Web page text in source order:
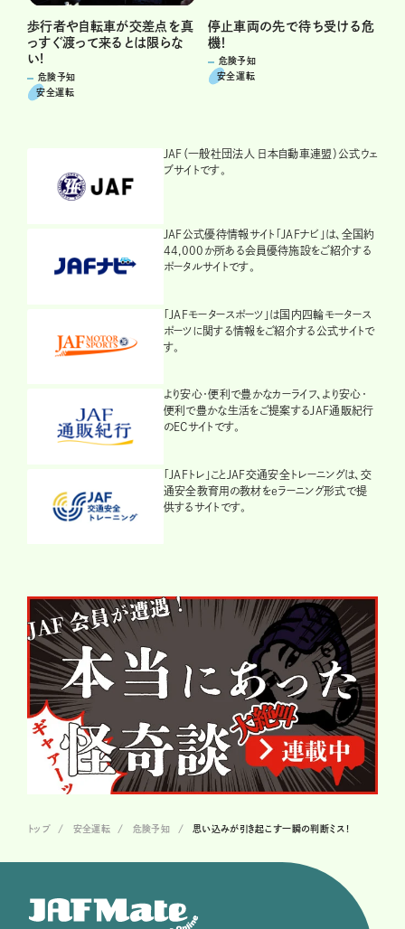
歩行者や自転車が交差点を真
っすぐ渡って来るとは限らな
い!
危険予知
安全運転
停止車両の先で待ち受ける危
機！
危険予知
安全運転
JAF（一般社団法人 日本自動車連盟）公式ウェ
ブサイトです。
JAF公式優待情報サイト「JAFナビ」は、全国約
44,000か所ある会員優待施設をご紹介する
ポータルサイトです。
「JAFモータースポーツ」は国内四輪モータース
ポーツに関する情報をご紹介する公式サイトで
す。
より安心・便利で豊かなカーライフ、より安心・
便利で豊かな生活をご提案するJAF通販紀行
のECサイトです。
「JAFトレ」ことJAF交通安全トレーニングは、交
通安全教育用の教材をeラーニング形式で提
供するサイトです。
トップ 安全運転 危険予知 思い込みが引き起こす一瞬の判断ミス!